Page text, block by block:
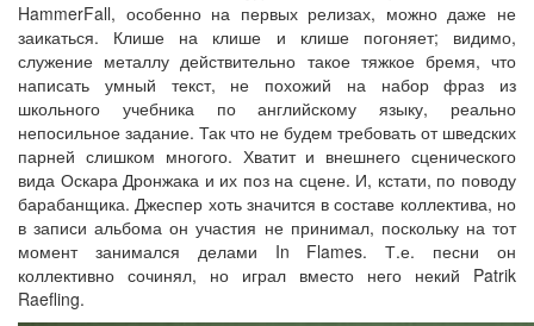
HammerFall, особенно на первых релизах, можно даже не
заикаться. Клише на клише и клише погоняет; видимо,
служение металлу действительно такое тяжкое бремя, что
написать умный текст, не похожий на набор фраз из
школьного учебника по английскому языку, реально
непосильное задание. Так что не будем требовать от шведских
парней слишком многого. Хватит и внешнего сценического
вида Оскара Дронжака и их поз на сцене. И, кстати, по поводу
барабанщика. Джеспер хоть значится в составе коллектива, но
в записи альбома он участия не принимал, поскольку на тот
момент занимался делами In Flames. Т.е. песни он
коллективно сочинял, но играл вместо него некий Patrik
Raefling.